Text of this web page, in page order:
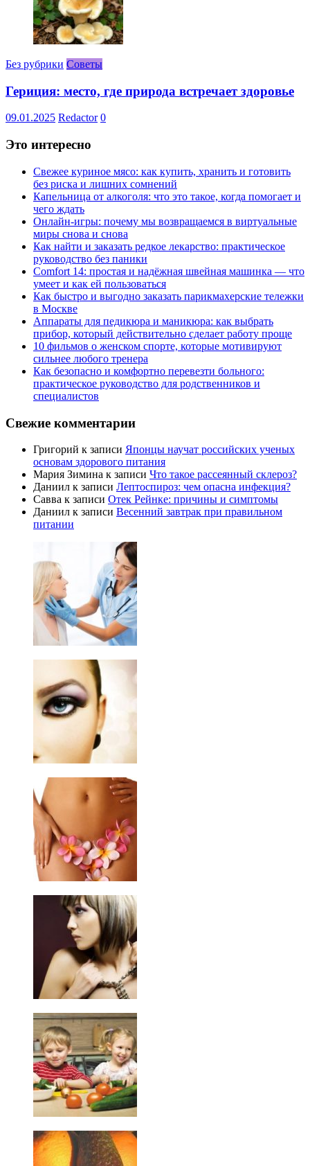
Без рубрики Советы
Гериция: место, где природа встречает здоровье
09.01.2025 Redactor 0
Это интересно
Свежее куриное мясо: как купить, хранить и готовить
без риска и лишних сомнений
Капельница от алкоголя: что это такое, когда помогает и
чего ждать
Онлайн-игры: почему мы возвращаемся в виртуальные
миры снова и снова
Как найти и заказать редкое лекарство: практическое
руководство без паники
Comfort 14: простая и надёжная швейная машинка — что
умеет и как ей пользоваться
Как быстро и выгодно заказать парикмахерские тележки
в Москве
Аппараты для педикюра и маникюра: как выбрать
прибор, который действительно сделает работу проще
10 фильмов о женском спорте, которые мотивируют
сильнее любого тренера
Как безопасно и комфортно перевезти больного:
практическое руководство для родственников и
специалистов
Свежие комментарии
Григорий к записи Японцы научат российских ученых
основам здорового питания
Мария Зимина к записи Что такое рассеянный склероз?
Даниил к записи Лептоспироз: чем опасна инфекция?
Савва к записи Отек Рейнке: причины и симптомы
Даниил к записи Весенний завтрак при правильном
питании